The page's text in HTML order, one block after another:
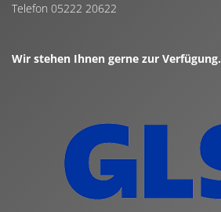
Telefon 05222 20622
Wir stehen Ihnen gerne zur Verfügung.